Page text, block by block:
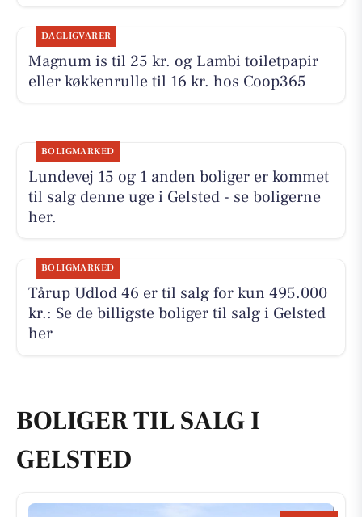
DAGLIGVARER
Magnum is til 25 kr. og Lambi toiletpapir
eller køkkenrulle til 16 kr. hos Coop365
BOLIGMARKED
Lundevej 15 og 1 anden boliger er kommet
til salg denne uge i Gelsted - se boligerne
her.
BOLIGMARKED
Tårup Udlod 46 er til salg for kun 495.000
kr.: Se de billigste boliger til salg i Gelsted
her
BOLIGER TIL SALG I
GELSTED